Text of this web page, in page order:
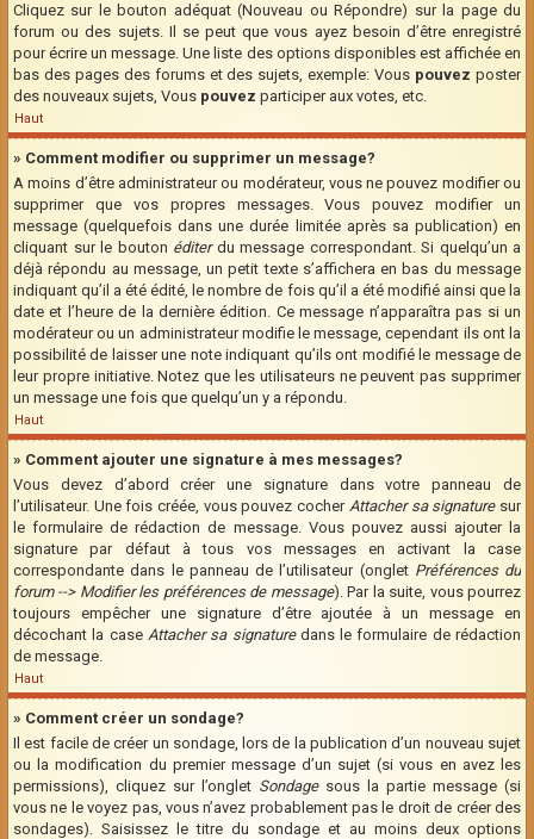
Cliquez sur le bouton adéquat (Nouveau ou Répondre) sur la page du
forum ou des sujets. Il se peut que vous ayez besoin d’être enregistré
pour écrire un message. Une liste des options disponibles est affichée en
bas des pages des forums et des sujets, exemple: Vous pouvez poster
des nouveaux sujets, Vous pouvez participer aux votes, etc.
Haut
» Comment modifier ou supprimer un message?
A moins d’être administrateur ou modérateur, vous ne pouvez modifier ou
supprimer que vos propres messages. Vous pouvez modifier un
message (quelquefois dans une durée limitée après sa publication) en
cliquant sur le bouton éditerdu message correspondant. Si quelqu’un a
déjà répondu au message, un petit texte s’affichera en bas du message
indiquant qu’il a été édité, le nombre de fois qu’il a été modifié ainsi que la
date et l’heure de la dernière édition. Ce message n’apparaîtra pas si un
modérateur ou un administrateur modifie le message, cependant ils ont la
possibilité de laisser une note indiquant qu’ils ont modifié le message de
leur propre initiative. Notez que les utilisateurs ne peuvent pas supprimer
un message une fois que quelqu’un y a répondu.
Haut
» Comment ajouter une signature à mes messages?
Vous devez d’abord créer une signature dans votre panneau de
l’utilisateur. Une fois créée, vous pouvez cocher Attacher sa signaturesur
le formulaire de rédaction de message. Vous pouvez aussi ajouter la
signature par défaut à tous vos messages en activant la case
correspondante dans le panneau de l’utilisateur (onglet Préférences du
forum --> Modifier les préférences de message). Par la suite, vous pourrez
toujours empêcher une signature d’être ajoutée à un message en
décochant la case Attacher sa signaturedans le formulaire de rédaction
de message.
Haut
» Comment créer un sondage?
Il est facile de créer un sondage, lors de la publication d’un nouveau sujet
ou la modification du premier message d’un sujet (si vous en avez les
permissions), cliquez sur l’onglet Sondagesous la partie message (si
vous ne le voyez pas, vous n’avez probablement pas le droit de créer des
sondages). Saisissez le titre du sondage et au moins deux options